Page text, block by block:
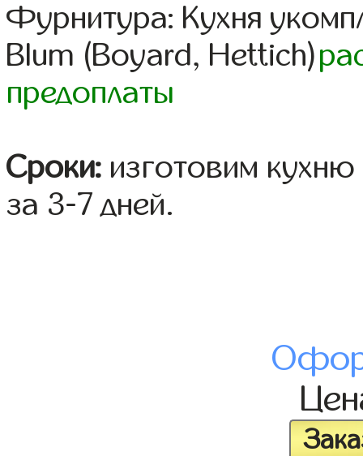
Фурнитура: Кухня
Blum (Boyard, Hettich)
предоплаты
Сроки: изготовим
за 3-7 дней.